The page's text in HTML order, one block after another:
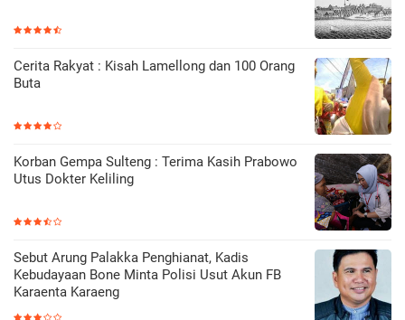
Cerita Rakyat : Kisah Lamellong dan 100 Orang
Buta
Korban Gempa Sulteng : Terima Kasih Prabowo
Utus Dokter Keliling
Sebut Arung Palakka Penghianat, Kadis
Kebudayaan Bone Minta Polisi Usut Akun FB
Karaenta Karaeng